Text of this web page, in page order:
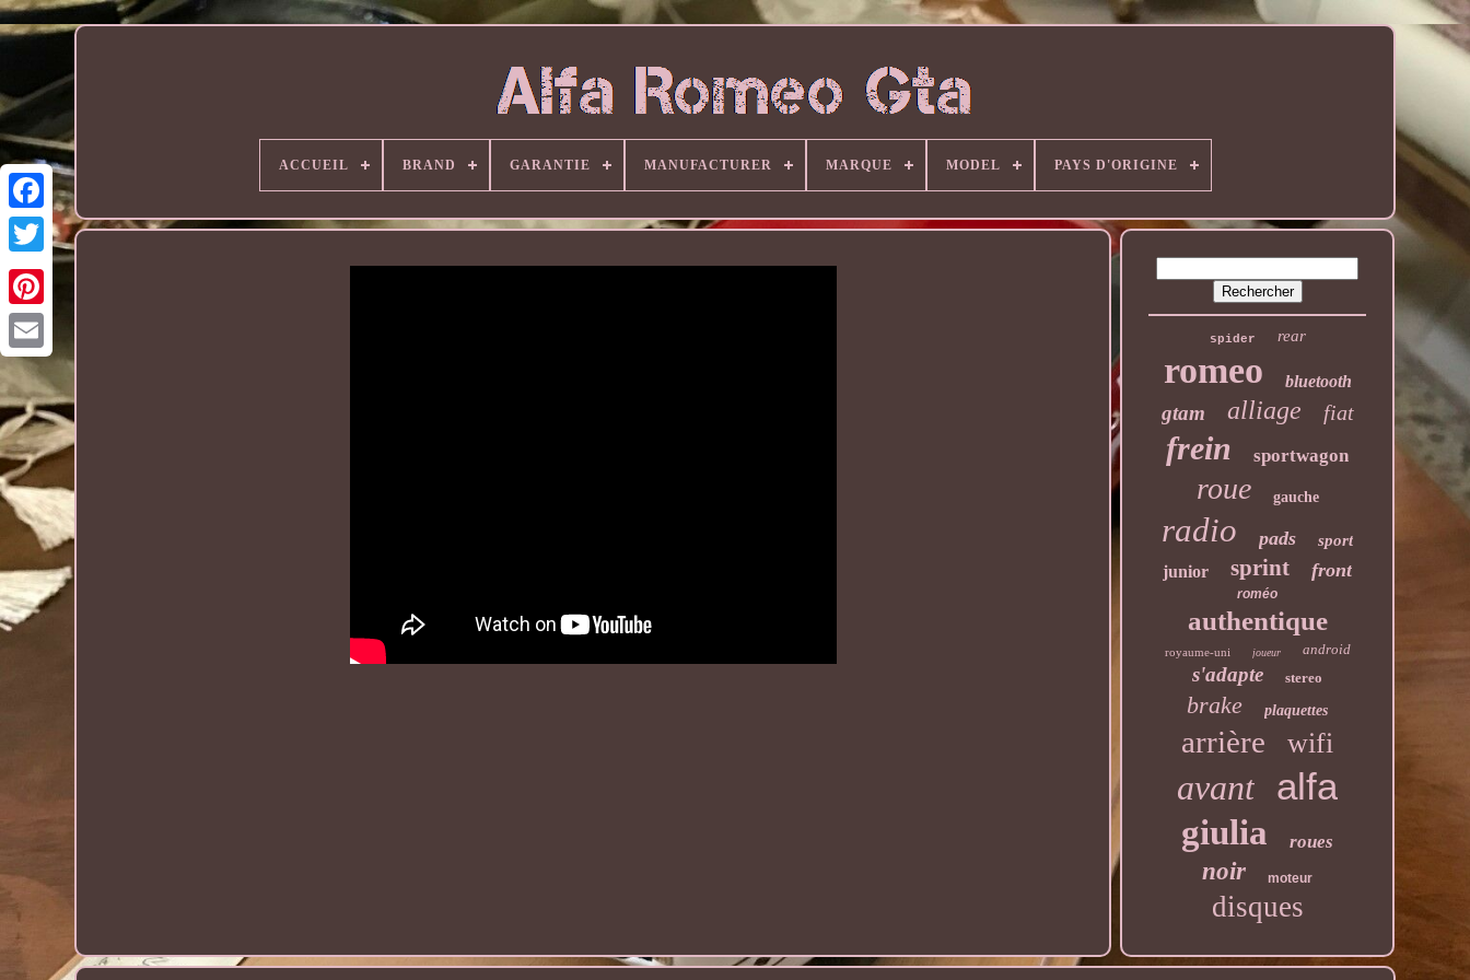
ACCUEIL BRAND GARANTIE MANUFACTURER MARQUE MODEL PAYS D'ORIGINE
spider rear
romeo bluetooth
gtam alliage fiat
frein sportwagon
roue gauche
radio pads sport
junior sprint front
roméo
authentique
royaume-uni joueur android
s'adapte stereo
brake plaquettes
arrière wifi
avant alfa
giulia roues
noir moteur
disques